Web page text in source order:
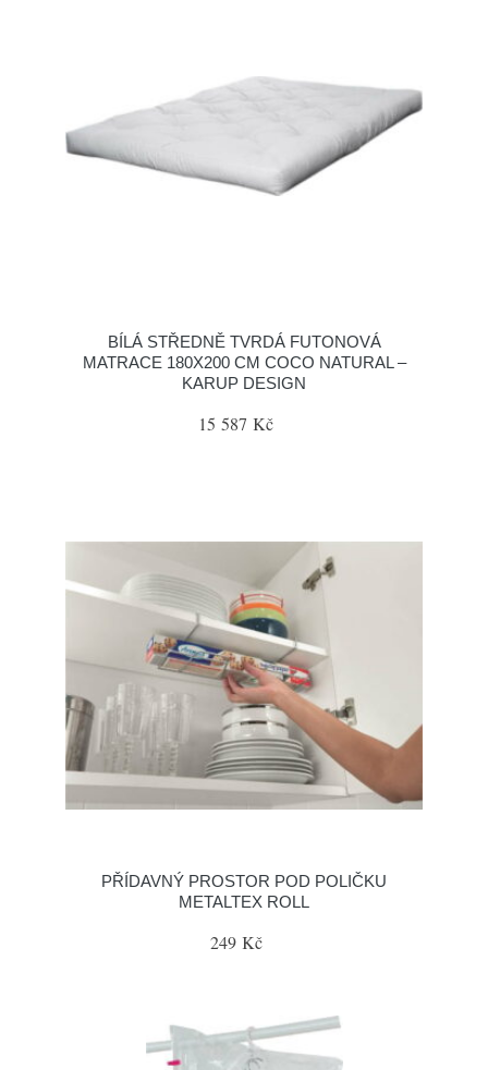
BÍLÁ STŘEDNĚ TVRDÁ FUTONOVÁ
MATRACE 180X200 CM COCO NATURAL –
KARUP DESIGN
15 587 Kč
PŘÍDAVNÝ PROSTOR POD POLIČKU
METALTEX ROLL
249 Kč